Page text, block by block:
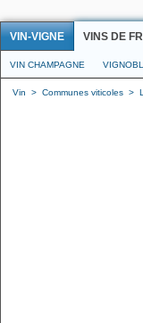
VIN-VIGNE VINS DE
VIN CHAMPAGNE
Vin > Communes viticoles >